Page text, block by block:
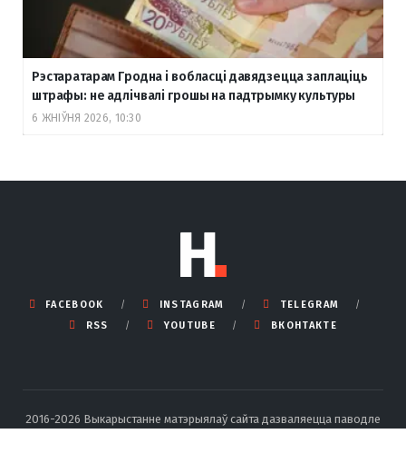
Рэстаратарам Гродна і вобласці давядзецца заплаціць
штрафы: не адлічвалі грошы на падтрымку культуры
6 ЖНІЎНЯ 2026, 10:30
FACEBOOK INSTAGRAM
TELEGRAM
RSS
YOUTUBE ВКОНТАКТЕ
2016-2026 Выкарыстанне матэрыялаў сайта дазваляецца паводле